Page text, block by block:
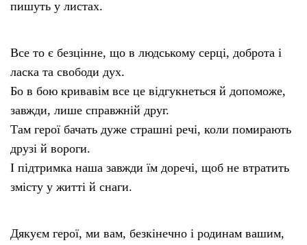
пишуть у листах.
Все то є безцінне, що в людському серці, доброта і
ласка та свободи дух.
Бо в бою кривавім все це відгукнеться й допоможе,
завжди, лише справжній друг.
Там герої бачать дуже страшні речі, коли помирають
друзі й вороги.
І підтримка наша завжди їм доречі, щоб не втратить
змісту у житті й снаги.
Дякуєм герої, ми вам, безкінечно і родинам вашим,